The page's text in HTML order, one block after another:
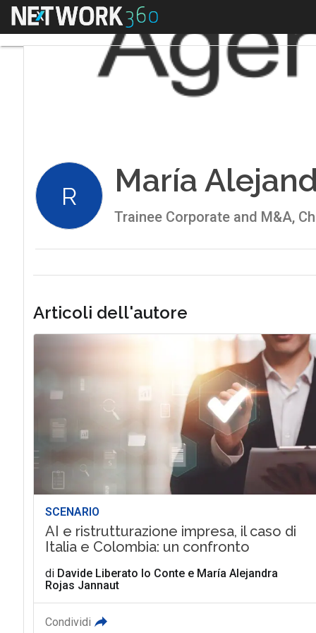
Menu
R María
Trainee Corporate and M&A,
Articoli dell'autore
SCENARIO
AI e ristrutturazione impresa, il caso di
Italia e Colombia: un confronto
di Davide Liberato lo Contee María Alejandra
Rojas Jannaut
Condividi